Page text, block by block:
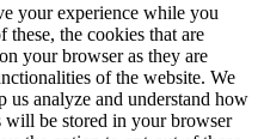
your experience while you
the cookies that are
your browser as they are
of the website. We
us analyze and understand how
will be stored in your browser